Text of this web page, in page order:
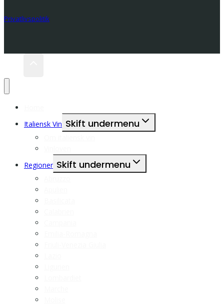
Privatlivspolitik
Italiensk Vin Skift undermenu
Regioner Skift undermenu